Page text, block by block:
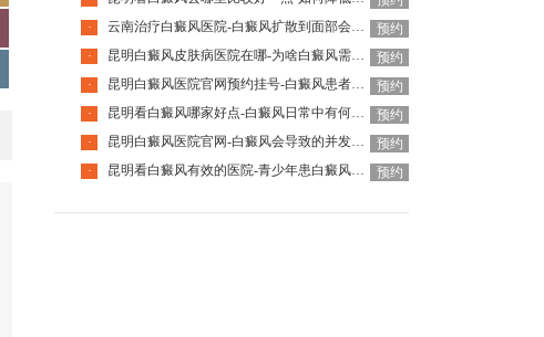
·
云南治疗白癜风医院-白癜风扩散到面部会有什么危害呢
预约
·
昆明白癜风皮肤病医院在哪-为啥白癜风需要复发呢
预约
·
昆明白癜风医院官网预约挂号-白癜风患者日常该怎么护理好呢
预约
·
昆明看白癜风哪家好点-白癜风日常中有何要注意的
预约
·
昆明白癜风医院官网-白癜风会导致的并发症是什么
预约
·
昆明看白癜风有效的医院-青少年患白癜风为什么要趁早治疗 预约